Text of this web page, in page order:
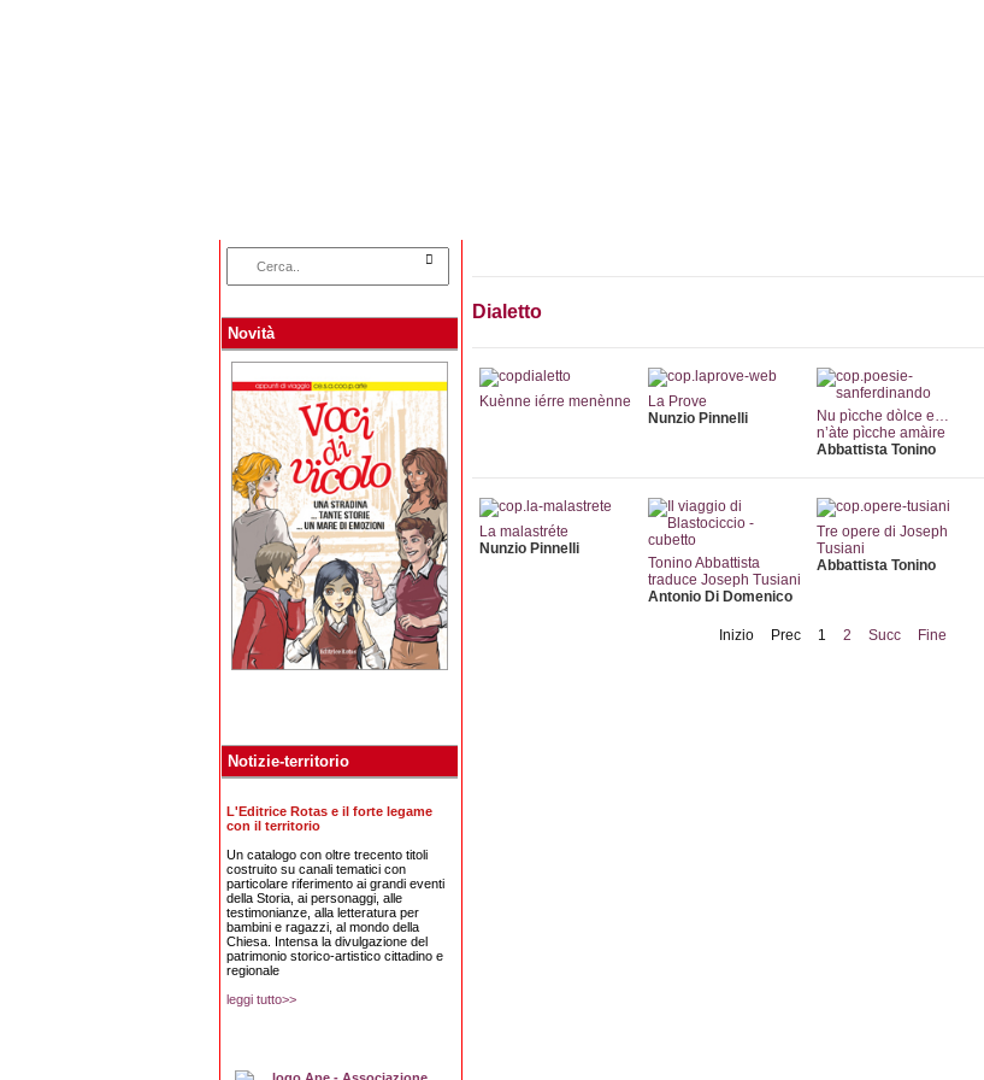
Novità
Notizie-territorio
L'Editrice Rotas e il forte legame
con il territorio
Un catalogo con oltre trecento titoli
costruito su canali tematici con
particolare riferimento ai grandi eventi
della Storia, ai personaggi, alle
testimonianze, alla letteratura per
bambini e ragazzi, al mondo della
Chiesa. Intensa la divulgazione del
patrimonio storico-artistico cittadino e
regionale
leggi tutto>>
Dialetto
Kuènne iérre menènne
La Prove
Nunzio Pinnelli
Nu pìcche dòlce e…
n’àte pìcche amàire
Abbattista Tonino
La malastréte
Nunzio Pinnelli
Tonino Abbattista
traduce Joseph Tusiani
Antonio Di Domenico
Tre opere di Joseph
Tusiani
Abbattista Tonino
Inizio Prec 1 2 Succ
Fine